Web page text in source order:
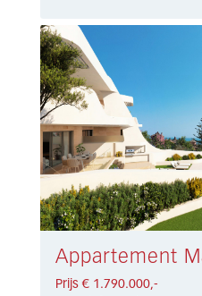
Prijs € 1.790.000,-